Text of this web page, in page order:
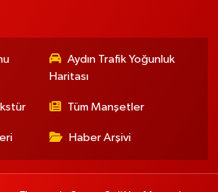
Aydın Trafik Yoğunluk
Haritası
Tüm Manşetler
Haber Arşivi